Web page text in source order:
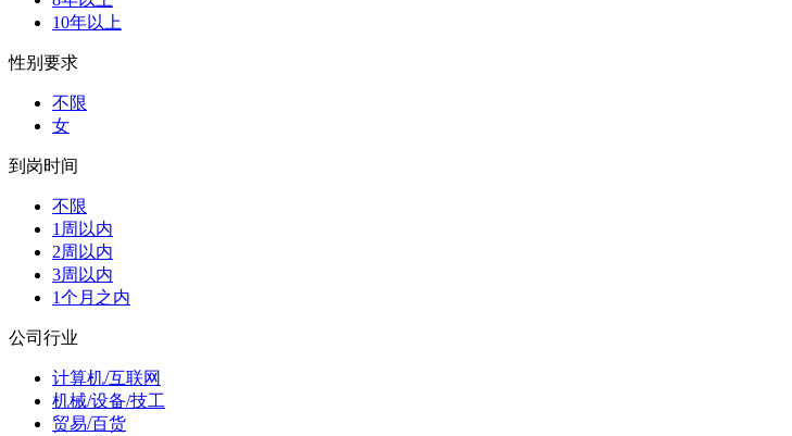
10年以上
性别要求
不限
女
到岗时间
不限
1周以内
2周以内
3周以内
1个月之内
公司行业
计算机/互联网
机械/设备/技工
贸易/百货